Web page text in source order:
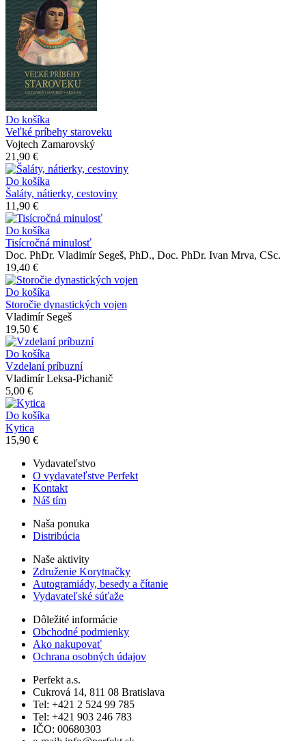
Do košíka
Veľké príbehy staroveku
Vojtech Zamarovský
21,90 €
Do košíka
Šaláty, nátierky, cestoviny
11,90 €
Do košíka
Tisícročná minulosť
Doc. PhDr. Vladimír Segeš, PhD., Doc. PhDr. Ivan Mrva, CSc.
19,40 €
Do košíka
Storočie dynastických vojen
Vladimír Segeš
19,50 €
Do košíka
Vzdelaní príbuzní
Vladimír Leksa-Pichanič
5,00 €
Do košíka
Kytica
15,90 €
Vydavateľstvo
O vydavateľstve Perfekt
Kontakt
Náš tím
Naša ponuka
Distribúcia
Naše aktivity
Združenie Korytnačky
Autogramiády, besedy a čítanie
Vydavateľské súťaže
Dôležité informácie
Obchodné podmienky
Ako nakupovať
Ochrana osobných údajov
Perfekt a.s.
Cukrová 14, 811 08 Bratislava
Tel: +421 2 524 99 785
Tel: +421 903 246 783
IČO: 00680303